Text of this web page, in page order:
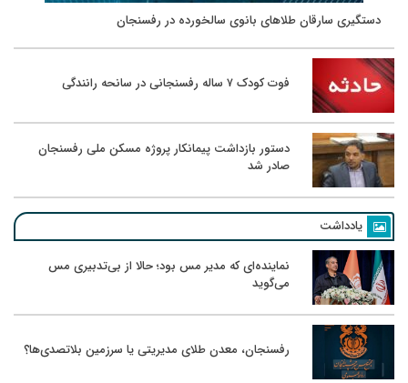
دستگیری سارقان طلاهای بانوی سالخورده در رفسنجان
فوت کودک ۷ ساله رفسنجانی در سانحه رانندگی
دستور بازداشت پیمانکار پروژه مسکن ملی رفسنجان
صادر شد
یادداشت
نماینده‌ای که مدیر مس بود؛ حالا از بی‌تدبیری مس
می‌گوید
رفسنجان، معدن طلای مدیریتی یا سرزمین بلاتصدی‌ها؟